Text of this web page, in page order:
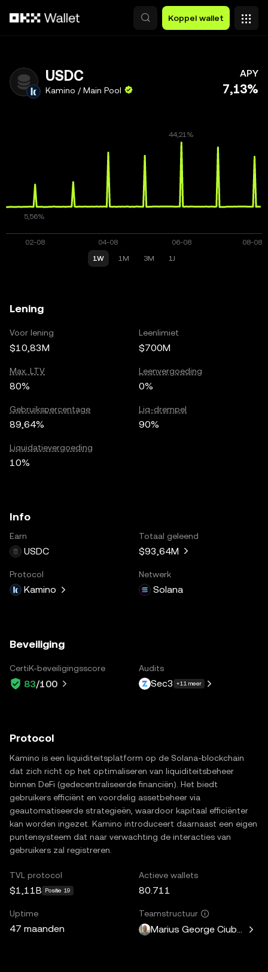
Koppel wallet
USDC
Kamino / Main Pool
APY
7,13%
1W 1M 3M 1J
Lening
Voor lening
$10,83M
Leenlimiet
$700M
Max. LTV
80%
Leenvergoeding
0%
Gebruikspercentage
89,64%
Liq-drempel
90%
Liquidatievergoeding
10%
Info
Earn
USDC
Totaal geleend
$93,64M
Protocol
Kamino
Netwerk
Solana
Beveiliging
CertiK-beveiligingsscore
83/100
Audits
Sec3 +11 meer
Protocol
Kamino is een liquiditeitsplatform op de Solana-blockchain
dat zich richt op het optimaliseren van liquiditeitsbeheer
binnen DeFi (gedecentraliseerde financiën). Het biedt
gebruikers efficiënt en voordelig assetbeheer via
geautomatiseerde strategieën, waardoor kapitaal efficiënter
kan worden ingezet. Kamino introduceert daarnaast een eigen
puntensysteem dat naar verwachting de interacties van
gebruikers zal registreren.
TVL protocol
$1,11B Positie 19
Actieve wallets
80.711
Uptime
47 maanden
Teamstructuur
Marius George Ciubotariu